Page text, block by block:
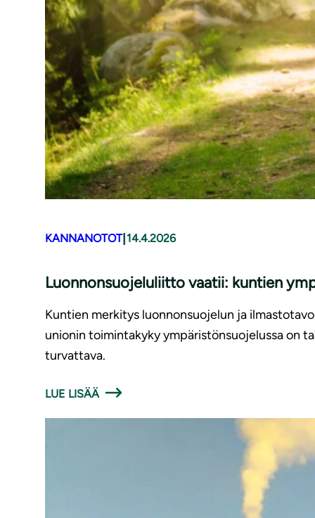
KANNANOTOT|14.4.2026
Luonnonsuojeluliitto vaatii: kuntien
Kuntien merkitys luonnonsuojelun ja
unionin toimintakyky ympäristönsuojelussa on
turvattava.
LUE LISÄÄ